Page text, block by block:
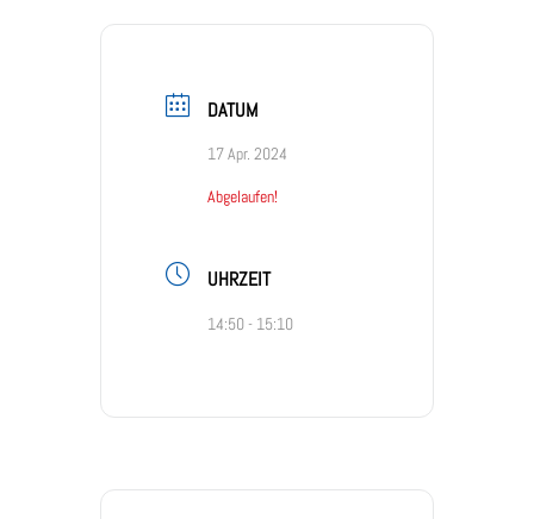
DATUM
17 Apr. 2024
Abgelaufen!
UHRZEIT
14:50 - 15:10